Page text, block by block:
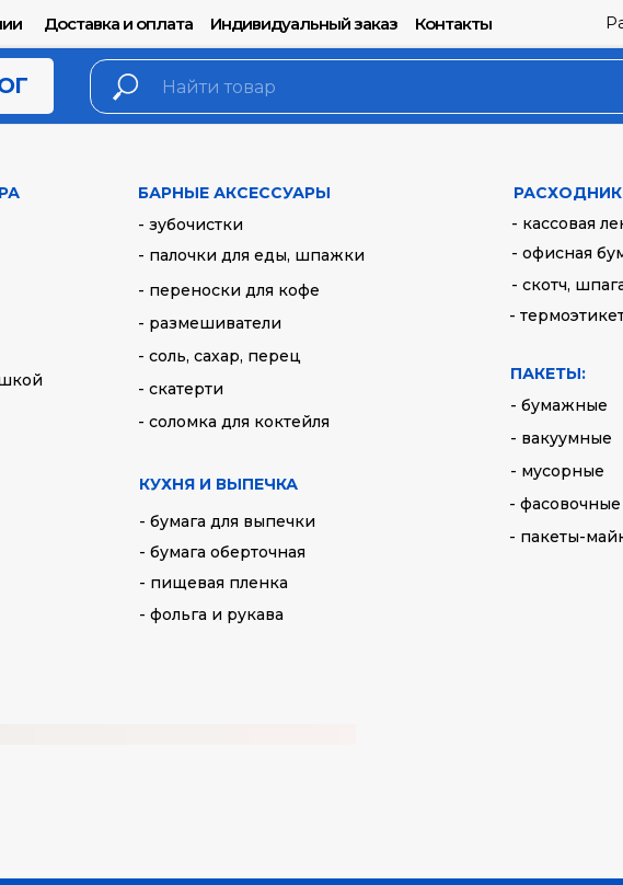
Доставка и оплата Контакты
Индивидуальный заказ
КУХНЯ И ВЫПЕЧКА
- пищевая пленка
- фольга и рукава
- бумага для выпечки
- бумага оберточная
- кассовая
-
- скотч,
- офисная
ПАКЕТЫ:
- бумажные
- вакуумные
- мусорные
- фасовочные
- пакеты-
БАРНЫЕ АКСЕССУАРЫ
- зубочистки
- палочки для еды, шпажки
- переноски для кофе
- размешиватели
- соль, сахар, перец
- скатерти
- соломка для коктейля
Выберите
Упаковка (100 шт)
Купить
Объем: 1000 мл